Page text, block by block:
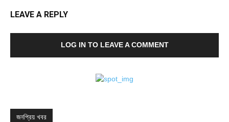
LEAVE A REPLY
LOG IN TO LEAVE A COMMENT
জনপ্রিয় খবর